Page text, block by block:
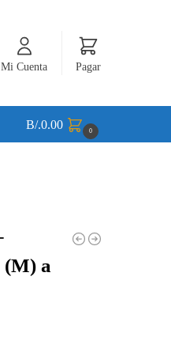
Mi Cuenta Pagar
B/.0.00 0
(M) a